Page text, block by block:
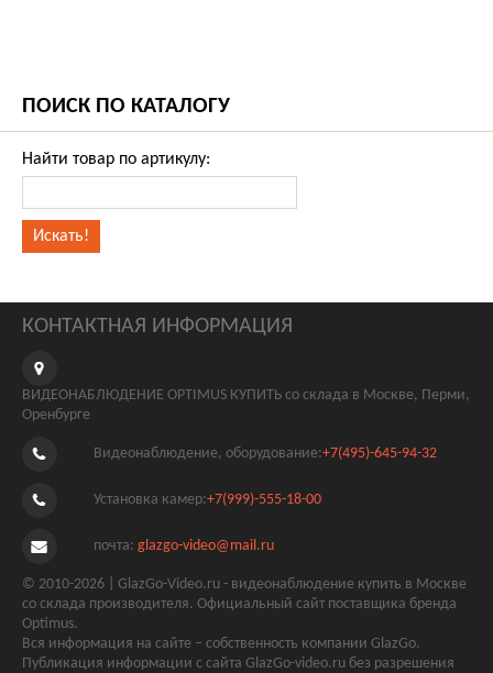
ПОИСК ПО КАТАЛОГУ
Найти товар по артикулу:
КОНТАКТНАЯ ИНФОРМАЦИЯ
ВИДЕОНАБЛЮДЕНИЕ OPTIMUS КУПИТЬ со склада в Москве, Перми,
Оренбурге
Видеонаблюдение, оборудование:+7(495)-645-94-32
Установка камер:+7(999)-555-18-00
почта: glazgo-video@mail.ru
© 2010-2026 | GlazGo-Video.ru - видеонаблюдение купить в Москве
со склада производителя. Официальный сайт поставщика бренда
Optimus.
Вся информация на сайте – собственность компании GlazGo.
Публикация информации с сайта GlazGo-video.ru без разрешения